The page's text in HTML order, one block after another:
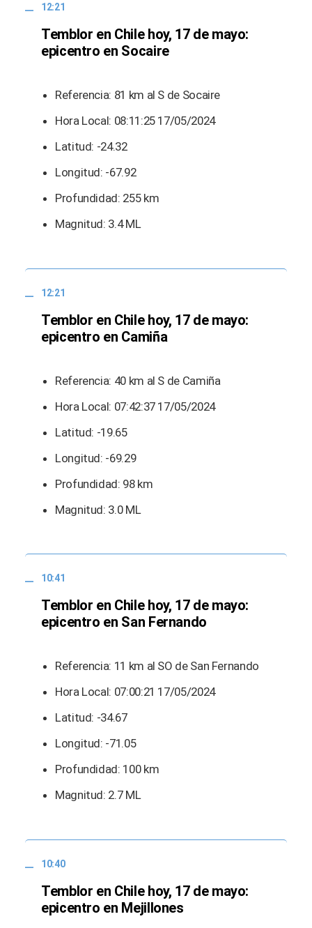
12:21
Temblor en Chile hoy, 17 de mayo:
epicentro en Socaire
Referencia: 81 km al S de Socaire
Hora Local: 08:11:25 17/05/2024
Latitud: -24.32
Longitud: -67.92
Profundidad: 255 km
Magnitud: 3.4 ML
12:21
Temblor en Chile hoy, 17 de mayo:
epicentro en Camiña
Referencia: 40 km al S de Camiña
Hora Local: 07:42:37 17/05/2024
Latitud: -19.65
Longitud: -69.29
Profundidad: 98 km
Magnitud: 3.0 ML
10:41
Temblor en Chile hoy, 17 de mayo:
epicentro en San Fernando
Referencia: 11 km al SO de San Fernando
Hora Local: 07:00:21 17/05/2024
Latitud: -34.67
Longitud: -71.05
Profundidad: 100 km
Magnitud: 2.7 ML
10:40
Temblor en Chile hoy, 17 de mayo:
epicentro en Mejillones